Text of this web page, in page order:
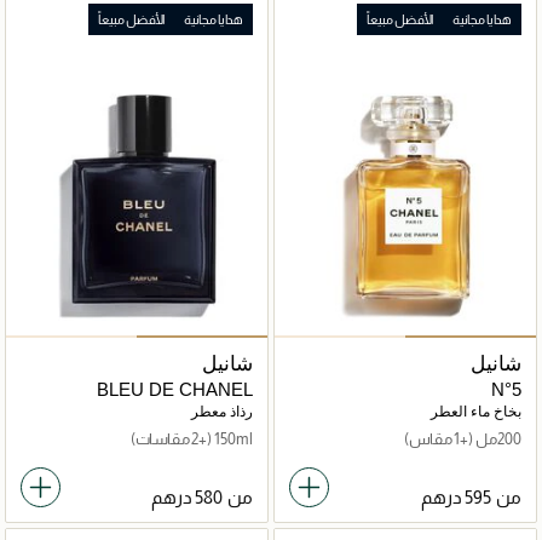
هدايا مجانية الأفضل مبيعاً
شانيل
N°5
بخاخ ماء العطر
200مل (+1 مقاس)
من
هدايا مجانية الأفضل مبيعاً
شانيل
BLEU DE CHANEL
رذاذ معطر
150ml (+2 مقاسات)
من